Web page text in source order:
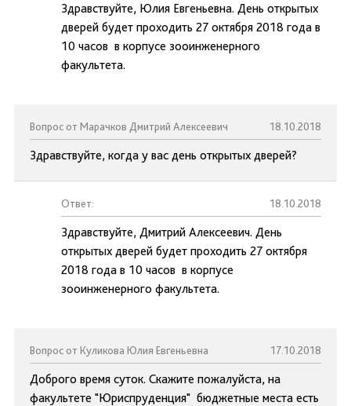
Здравствуйте, Юлия Евгеньевна. День открытых
дверей будет проходить 27 октября 2018 года в
10 часов в корпусе зооинженерного
факультета.
Вопрос от Марачков Дмитрий Алексеевич 18.10.2018
Здравствуйте, когда у вас день открытых дверей?
Ответ: 18.10.2018
Здравствуйте, Дмитрий Алексеевич. День
открытых дверей будет проходить 27 октября
2018 года в 10 часов в корпусе
зооинженерного факультета.
Вопрос от Куликова Юлия Евгеньевна 17.10.2018
Доброго время суток. Скажите пожалуйста, на
факультете "Юриспруденция" бюджетные места есть